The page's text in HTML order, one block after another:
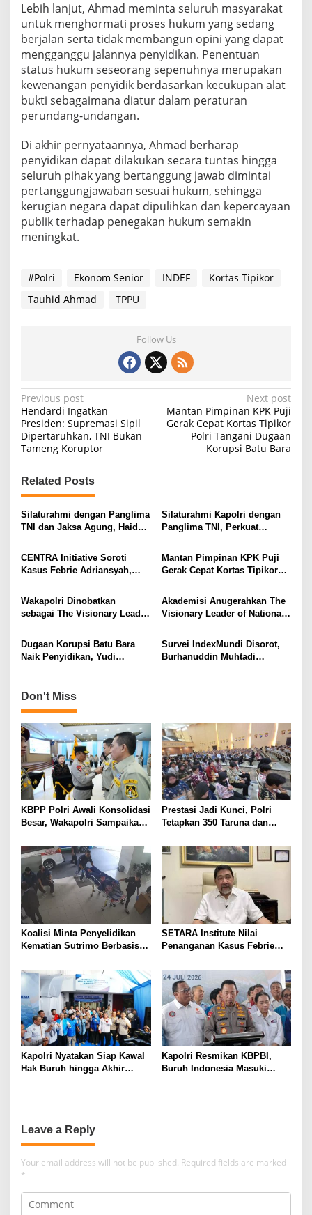
n
N
e
g
a
r
a
Lebih lanjut, Ahmad meminta seluruh masyarakat
untuk menghormati proses hukum yang sedang
berjalan serta tidak membangun opini yang dapat
mengganggu jalannya penyidikan. Penentuan
status hukum seseorang sepenuhnya merupakan
kewenangan penyidik berdasarkan kecukupan alat
bukti sebagaimana diatur dalam peraturan
perundang-undangan.
Di akhir pernyataannya, Ahmad berharap
penyidikan dapat dilakukan secara tuntas hingga
seluruh pihak yang bertanggung jawab dimintai
pertanggungjawaban sesuai hukum, sehingga
kerugian negara dapat dipulihkan dan kepercayaan
publik terhadap penegakan hukum semakin
meningkat.
#Polri Ekonom Senior INDEF
Kortas Tipikor
Tauhid Ahmad
TPPU
Follow Us
P
o
s
n
a
v
g
a
t
i
o
n
Previous post
Hendardi Ingatkan
Presiden: Supremasi Sipil
Dipertaruhkan, TNI Bukan
Tameng Koruptor
Next post
Mantan Pimpinan KPK Puji
Gerak Cepat Kortas Tipikor
Polri Tangani Dugaan
Korupsi Batu Bara
Related Posts
Silaturahmi dengan Panglima
TNI dan Jaksa Agung, Haidar
Kapolri
Silaturahmi Kapolri dengan
Panglima TNI, Perkuat
Antar-Institusi
CENTRA Initiative Soroti
Kasus Febrie Adriansyah,
Pulihkan Kepercayaan Publik
Mantan Pimpinan KPK Puji
Gerak Cepat Kortas Tipikor
Korupsi Batu Bara
Wakapolri Dinobatkan
sebagai The Visionary Leader
Akademisi Anugerahkan The
Visionary Leader of National
Dugaan Korupsi Batu Bara
Naik Penyidikan, Yudi
Survei IndexMundi Disorot,
Burhanuddin Muhtadi
Don't Miss
KBPP Polri Awali Konsolidasi
Besar, Wakapolri Sampaikan
Prestasi Jadi Kunci, Polri
Tetapkan 350 Taruna dan
Koalisi Minta Penyelidikan
Kematian Sutrimo Berbasis
SETARA Institute Nilai
Penanganan Kasus Febrie
Kapolri Nyatakan Siap Kawal
Hak Buruh hingga Akhir
Kapolri Resmikan KBPBI,
Buruh Indonesia Masuki
Leave a Reply
Your email address will not be published. Required fields are marked
*